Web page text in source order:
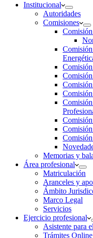
Institucional
Autoridades
Comisiones
Memorias y
Área profesional
Matriculación
Aranceles y
Ámbito
Marco Legal
Servicios
Ejercicio profesional
Asistente para
Trámites Online